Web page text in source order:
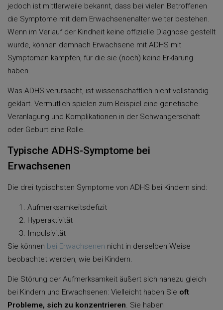
jedoch ist mittlerweile bekannt, dass bei vielen Betroffenen
die Symptome mit dem Erwachsenenalter weiter bestehen.
Wenn im Verlauf der Kindheit keine offizielle Diagnose gestellt
wurde, können demnach Erwachsene mit ADHS mit
Symptomen kämpfen, für die sie (noch) keine Erklärung
haben.
Was ADHS verursacht, ist wissenschaftlich nicht vollständig
geklärt. Vermutlich spielen zum Beispiel eine genetische
Veranlagung und Komplikationen in der Schwangerschaft
oder Geburt eine Rolle.
Typische ADHS-Symptome bei
Erwachsenen
Die drei typischsten Symptome von ADHS bei Kindern sind:
Aufmerksamkeitsdefizit
Hyperaktivität
Impulsivität
Sie können bei Erwachsenen nicht in derselben Weise
beobachtet werden, wie bei Kindern.
Die Störung der Aufmerksamkeit äußert sich nahezu gleich
bei Kindern und Erwachsenen: Vielleicht haben Sie oft
Probleme, sich zu konzentrieren. Sie haben